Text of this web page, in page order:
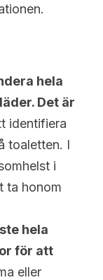
hela
Det är
identifiera
toaletten. I
i
ta honom
hela
för att
eller